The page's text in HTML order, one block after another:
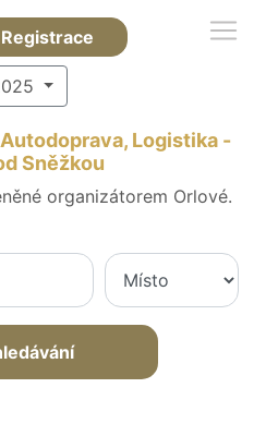
Registrace
Logistika -
Sněžkou
organizátorem Orlové.